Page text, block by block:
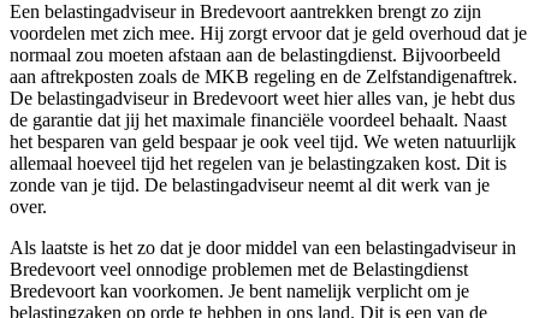
Een belastingadviseur in Bredevoort aantrekken brengt zo zijn
voordelen met zich mee. Hij zorgt ervoor dat je geld overhoud dat je
normaal zou moeten afstaan aan de belastingdienst. Bijvoorbeeld
aan aftrekposten zoals de MKB regeling en de Zelfstandigenaftrek.
De belastingadviseur in Bredevoort weet hier alles van, je hebt dus
de garantie dat jij het maximale financiële voordeel behaalt. Naast
het besparen van geld bespaar je ook veel tijd. We weten natuurlijk
allemaal hoeveel tijd het regelen van je belastingzaken kost. Dit is
zonde van je tijd. De belastingadviseur neemt al dit werk van je
over.
Als laatste is het zo dat je door middel van een belastingadviseur in
Bredevoort veel onnodige problemen met de Belastingdienst
Bredevoort kan voorkomen. Je bent namelijk verplicht om je
belastingzaken op orde te hebben in ons land. Dit is een van de